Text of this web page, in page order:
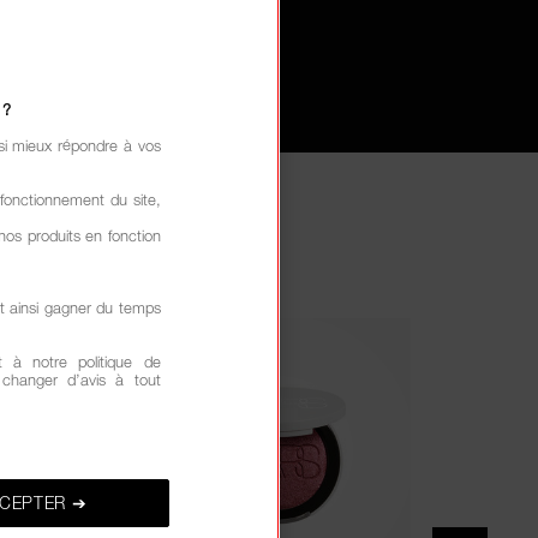
mieux répondre à vos
du site,
produits en fonction
ainsi gagner du temps
à notre politique de
d’avis à tout
➔